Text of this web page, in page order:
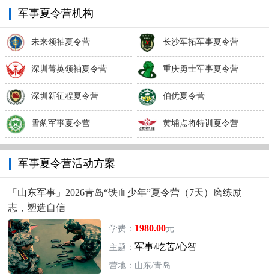
军事夏令营机构
未来领袖夏令营 长沙军拓军事夏令营
深圳菁英领袖夏令营 重庆勇士军事夏令营
深圳新征程夏令营 伯优夏令营
雪豹军事夏令营 黄埔点将特训夏令营
军事夏令营活动方案
「山东军事」2026青岛“铁血少年”夏令营（7天）磨练励
志，塑造自信
学费： 1980.00元
主题： 军事/吃苦/心智
营地：山东/青岛